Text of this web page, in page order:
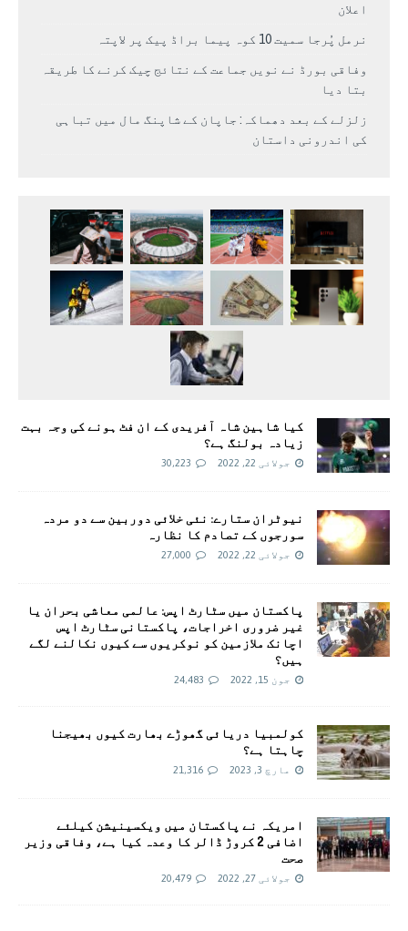
اعلان
نرمل پُرجا سمیت 10 کوہ پیما براڈ پیک پر لاپتہ
وفاقی بورڈ نے نویں جماعت کے نتائج چیک کرنے کا طریقہ
بتا دیا
زلزلے کے بعد دھماکہ: جاپان کے شاپنگ مال میں تباہی
کی اندرونی داستان
کیا شاہین شاہ آفریدی کے ان فٹ ہونے کی وجہ بہت
زیادہ بولنگ ہے؟
جولائی 22, 2022 30,223
نیوٹران ستارے: نئی خلائی دوربین سے دو مردہ
سورجوں کے تصادم کا نظارہ
جولائی 22, 2022 27,000
پاکستان میں سٹارٹ اپس: عالمی معاشی بحران یا
غیر ضروری اخراجات، پاکستانی سٹارٹ اپس
اچانک ملازمین کو نوکریوں سے کیوں نکالنے لگے
ہیں؟
جون 15, 2022 24,483
کولمبیا دریائی گھوڑے بھارت کیوں بھیجنا
چاہتا ہے؟
مارچ 3, 2023 21,316
امريکہ نے پاکستان میں ویکسینیشن کیلئے
اضافی 2 کروڑ ڈالر کا وعدہ کیا ہے، وفاقی وزیر
صحت
جولائی 27, 2022 20,479